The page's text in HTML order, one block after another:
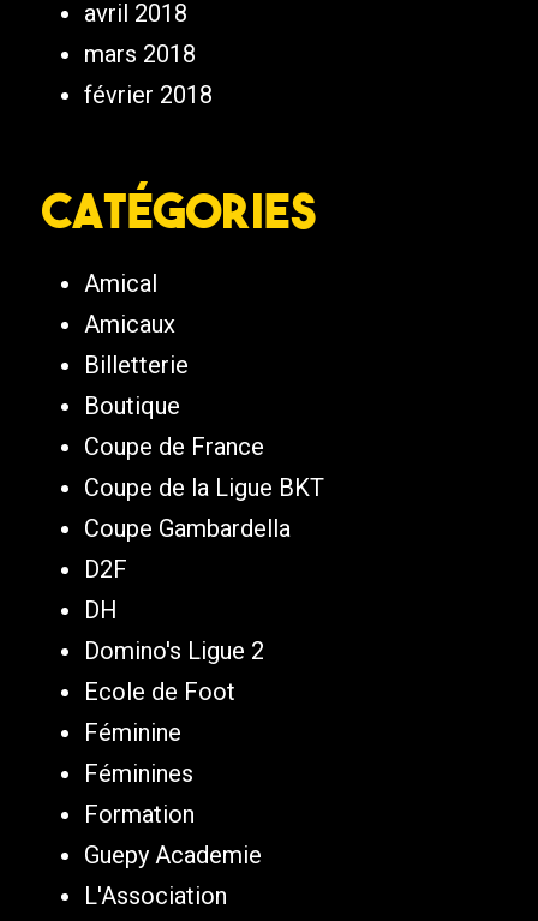
avril 2018
mars 2018
février 2018
Catégories
Amical
Amicaux
Billetterie
Boutique
Coupe de France
Coupe de la Ligue BKT
Coupe Gambardella
D2F
DH
Domino's Ligue 2
Ecole de Foot
Féminine
Féminines
Formation
Guepy Academie
L'Association